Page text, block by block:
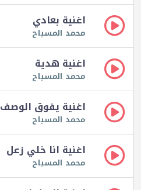
اغنية بعادي
محمد المسباح
اغنية هدية
محمد المسباح
اغنية يفوق الوصف
محمد المسباح
اغنية انا خلي زعل
محمد المسباح